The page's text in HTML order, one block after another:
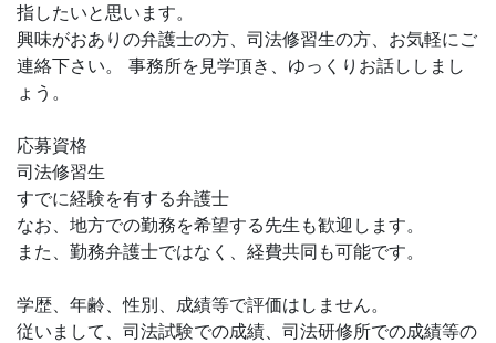
指したいと思います。
興味がおありの弁護士の方、司法修習生の方、お気軽にご
連絡下さい。 事務所を見学頂き、ゆっくりお話ししまし
ょう。
応募資格
司法修習生
すでに経験を有する弁護士
なお、地方での勤務を希望する先生も歓迎します。
また、勤務弁護士ではなく、経費共同も可能です。
学歴、年齢、性別、成績等で評価はしません。
従いまして、司法試験での成績、司法研修所での成績等の